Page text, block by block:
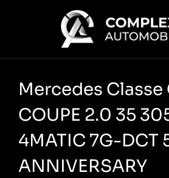
Mercedes Classe
COUPE 2.0 35
4MATIC 7G-DCT
ANNIVERSARY